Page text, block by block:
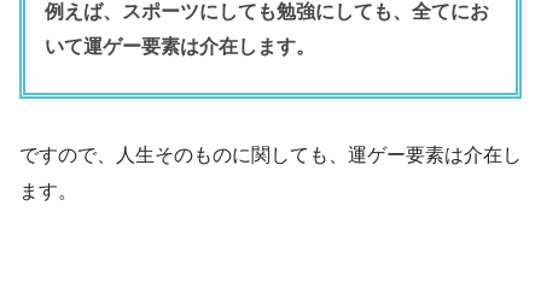
例えば、スポーツにしても勉強にしても、全てにお
いて運ゲー要素は介在します。
ですので、人生そのものに関しても、運ゲー要素は介在し
ます。